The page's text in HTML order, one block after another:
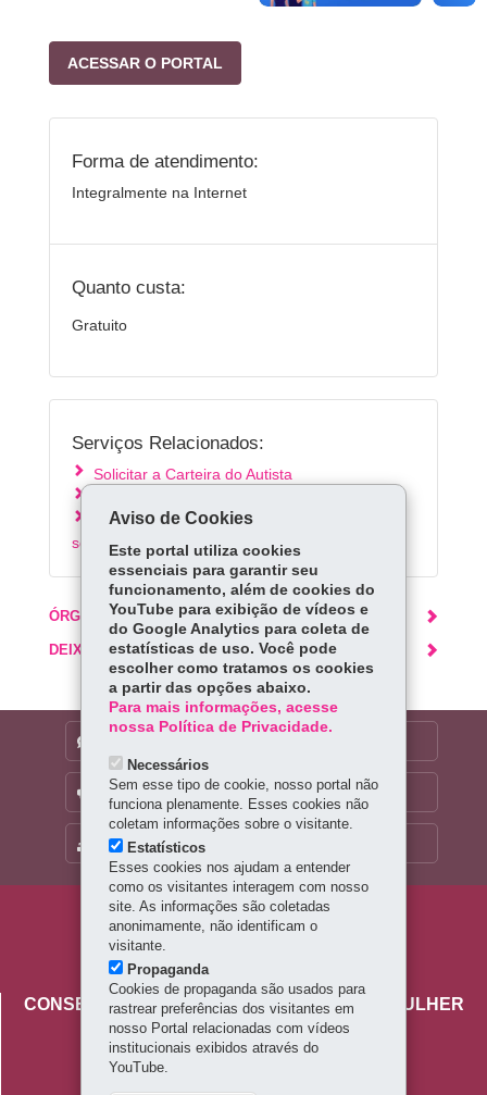
ACESSAR O PORTAL
Forma de atendimento:
Integralmente na Internet
Quanto custa:
Gratuito
Serviços Relacionados:
Solicitar a Carteira do Autista
Solicitar atendimento na rede de assistência
social do Paraná
ÓRGÃO RESPONSÁVEL
DEIXE SUA OPINIÃO
MAPA DO SITE
OUVIDORIA
Navegação
principal
CONSELHO ESTADUAL DOS DIREITOS DA MULHER
Palácio das Araucárias
Rua Jacy Loureiro de Campos, s/n - Centro Cívico
80530-915
Aviso de Cookies
Este portal utiliza cookies
essenciais para garantir seu
funcionamento, além de cookies do
YouTube para exibição de vídeos e
do Google Analytics para coleta de
estatísticas de uso. Você pode
escolher como tratamos os cookies
a partir das opções abaixo.
Para mais informações, acesse
nossa Política de Privacidade.
Necessários
Sem esse tipo de cookie, nosso portal não
funciona plenamente. Esses cookies não
coletam informações sobre o visitante.
Estatísticos
Esses cookies nos ajudam a entender
como os visitantes interagem com nosso
site. As informações são coletadas
anonimamente, não identificam o
visitante.
Propaganda
Cookies de propaganda são usados para
rastrear preferências dos visitantes em
nosso Portal relacionadas com vídeos
institucionais exibidos através do
YouTube.